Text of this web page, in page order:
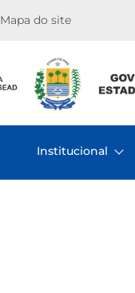
Mapa do site
Institucional